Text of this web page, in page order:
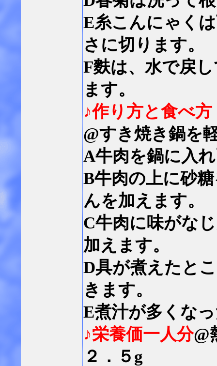
E糸こんにゃく
さに切ります。
F麩は、水で戻
ます。
♪作り方と食べ方
@すき焼き鍋を
A牛肉を鍋に入
B牛肉の上に砂
んを加えます。
C牛肉に味がな
加えます。
D具が煮えたと
きます。
E煮汁が多くな
♪栄養価一人分@
２．５g